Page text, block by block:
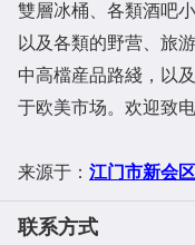
雙層冰桶、各類酒吧
以及各類的野营、旅
中高檔産品路綫，以
于欧美市场。欢迎致电
来源于： 江门市新会
联系方式